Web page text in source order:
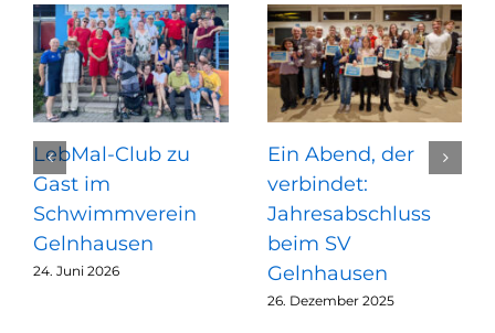
LebMal-Club zu
Gast im
Schwimmverein
Gelnhausen
24. Juni 2026
Ein Abend, der
verbindet:
Jahresabschluss
beim SV
Gelnhausen
26. Dezember 2025